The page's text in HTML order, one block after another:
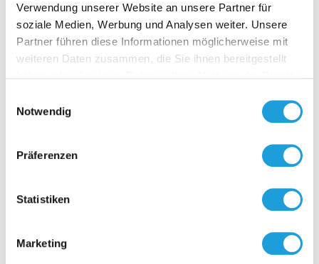
Verwendung unserer Website an unsere Partner für
soziale Medien, Werbung und Analysen weiter. Unsere
Partner führen diese Informationen möglicherweise mit
weiteren Daten zusammen, die Sie ihnen bereitgestellt
Notwendig
Präferenzen
Statistiken
Marketing
Kontakt